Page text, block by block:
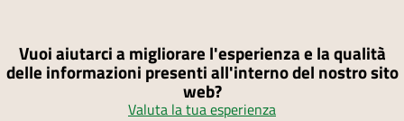
Vuoi aiutarci a migliorare l'esperienza e la qualità
delle informazioni presenti all'interno del nostro sito
web?
Valuta la tua esperienza